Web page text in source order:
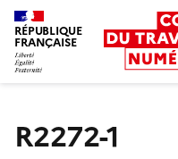
RÉPUBLIQUE
FRANÇAISE
R2272-1